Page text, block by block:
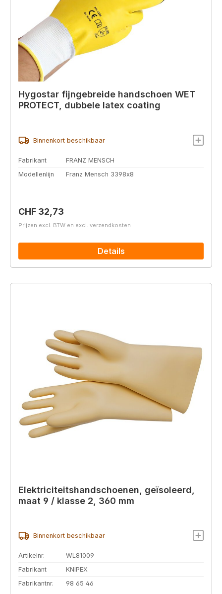
Hygostar fijngebreide handschoen WET
PROTECT, dubbele latex coating
Binnenkort beschikbaar
Fabrikant
FRANZ MENSCH
Modellenlijn
Franz Mensch 3398x8
Normale prijs:
CHF 32,73
Prijzen excl. BTW en excl. verzendkosten
Details
Elektriciteitshandschoenen, geïsoleerd,
maat 9 / klasse 2, 360 mm
Binnenkort beschikbaar
Artikelnr.
WL81009
Fabrikant
KNIPEX
Fabrikantnr.
98 65 46